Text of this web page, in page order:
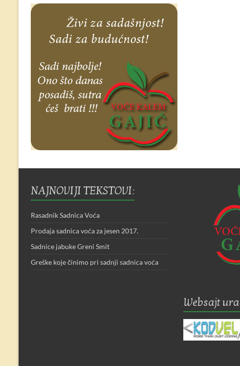
NAJNOVIJI TEKSTOVI:
Rasadnik Sadnica Voća
Prodaja sadnica voća za jesen 2017.
Sadnice jabuke Greni Smit
Greške koje činimo pri sadnji sadnica voća
Websajt